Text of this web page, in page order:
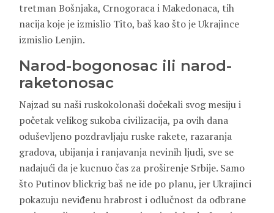
tretman Bošnjaka, Crnogoraca i Makedonaca, tih
nacija koje je izmislio Tito, baš kao što je Ukrajince
izmislio Lenjin.
Narod-bogonosac ili narod-
raketonosac
Najzad su naši ruskokolonaši dočekali svog mesiju i
početak velikog sukoba civilizacija, pa ovih dana
oduševljeno pozdravljaju ruske rakete, razaranja
gradova, ubijanja i ranjavanja nevinih ljudi, sve se
nadajući da je kucnuo čas za proširenje Srbije. Samo
što Putinov blickrig baš ne ide po planu, jer Ukrajinci
pokazuju neviđenu hrabrost i odlučnost da odbrane